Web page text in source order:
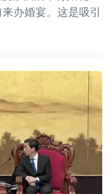
办婚宴。这是吸引